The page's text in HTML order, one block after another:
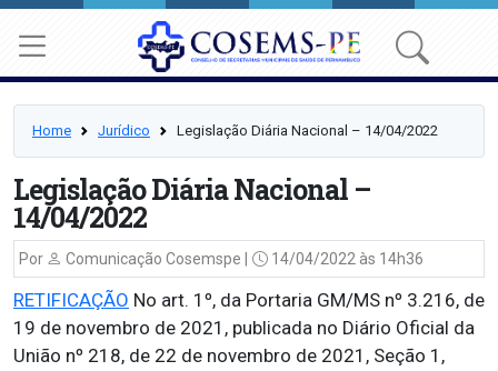
Home Jurídico Legislação Diária Nacional – 14/04/2022
Legislação Diária Nacional –
14/04/2022
Por Comunicação Cosemspe | 14/04/2022 às 14h36
RETIFICAÇÃO No art. 1º, da Portaria GM/MS nº 3.216, de
19 de novembro de 2021, publicada no Diário Oficial da
União nº 218, de 22 de novembro de 2021, Seção 1,